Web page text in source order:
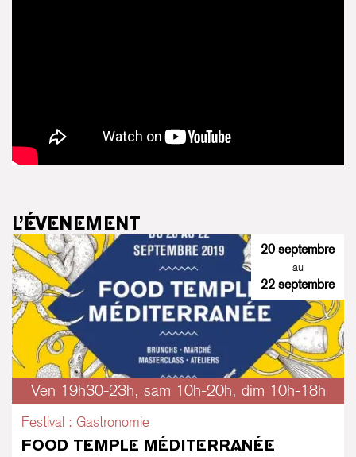
L’ÉVENEMENT
20 septembre
au
22 septembre
Ven 19h30-23h, sam 10h-20h, dim 10h-18h
Festival : Gastronomie
FOOD TEMPLE MÉDITERRANÉE